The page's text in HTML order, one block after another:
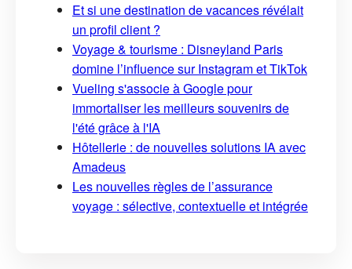
Et si une destination de vacances révélait
un profil client ?
Voyage & tourisme : Disneyland Paris
domine l’influence sur Instagram et TikTok
Vueling s'associe à Google pour
immortaliser les meilleurs souvenirs de
l'été grâce à l'IA
Hôtellerie : de nouvelles solutions IA avec
Amadeus
Les nouvelles règles de l’assurance
voyage : sélective, contextuelle et intégrée